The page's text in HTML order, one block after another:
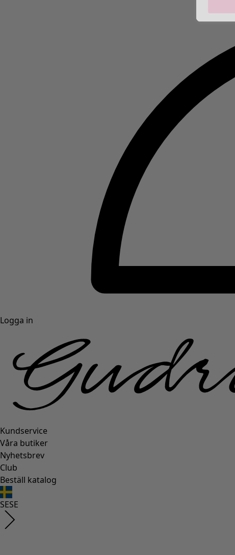
Logga in
Kundservice
Våra butiker
Nyhetsbrev
Club
Beställ katalog
SESE